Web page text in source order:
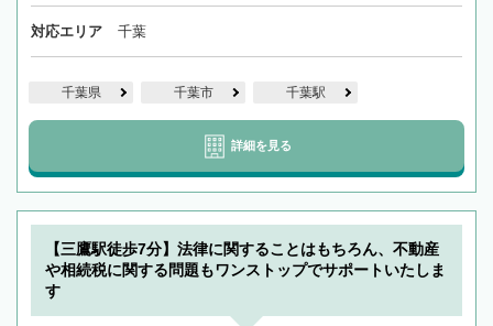
対応エリア 千葉
千葉県 千葉市 千葉駅
詳細を見る
【三鷹駅徒歩7分】法律に関することはもちろん、不動産
や相続税に関する問題もワンストップでサポートいたしま
す